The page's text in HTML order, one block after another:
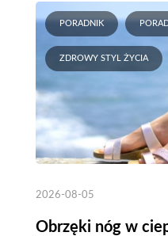
PORADNIK
ZDROWY STYL ŻYCIA
2026-08-05
Obrzęki nóg w